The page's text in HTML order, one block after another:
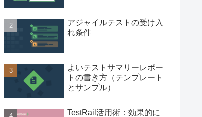
アジャイルテストの受け入
れ条件
よいテストサマリーレポー
トの書き方（テンプレート
とサンプル）
TestRail活用術：効果的に